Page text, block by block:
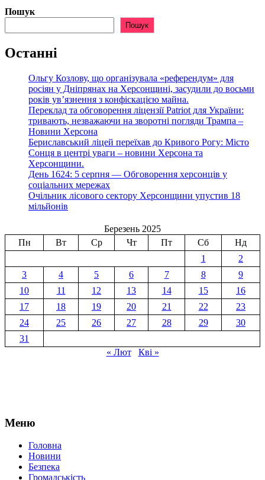
Пошук
Пошук
Останні
Ольгу Козлову, що організувала «референдум» для
росіян у Дніпрянах на Херсонщині, засудили до восьми
років ув’язнення з конфіскацією майна.
Переклад та обговорення ліцензії Patriot для України:
тривають, незважаючи на зворотні погляди Трампа –
Новини Херсона
Бериславський ліцей переїхав до Кривого Рогу: Місто
Сонця в центрі уваги – новини Херсона та
Херсонщини.
День 1624: 5 серпня — Обговорення херсонців у
соціальних мережах
Очільник лісового сектору Херсонщини упустив 18
мільйонів
Березень 2025
Пн
Вт Ср Чт Пт Сб
Нд
1
2
3
4 5 6 7 8
9
10
11 12 13 14 15
16
17
18 19 20 21 22
23
24
25 26 27 28 29
30
31
« Лют
Кві »
Меню
Головна
Новини
Безпека
Громадськість